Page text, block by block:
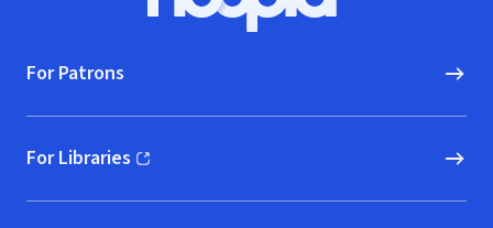
Hoopla logo, Go to homepage
For Patrons
For Libraries
(opens in new window)